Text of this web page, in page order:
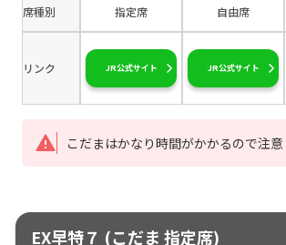
席種別 指定席 自由席
リンク JR公式サイト JR公式サイト
こだまはかなり時間がかかるので注意
EX早特７ (こだま 指定席)